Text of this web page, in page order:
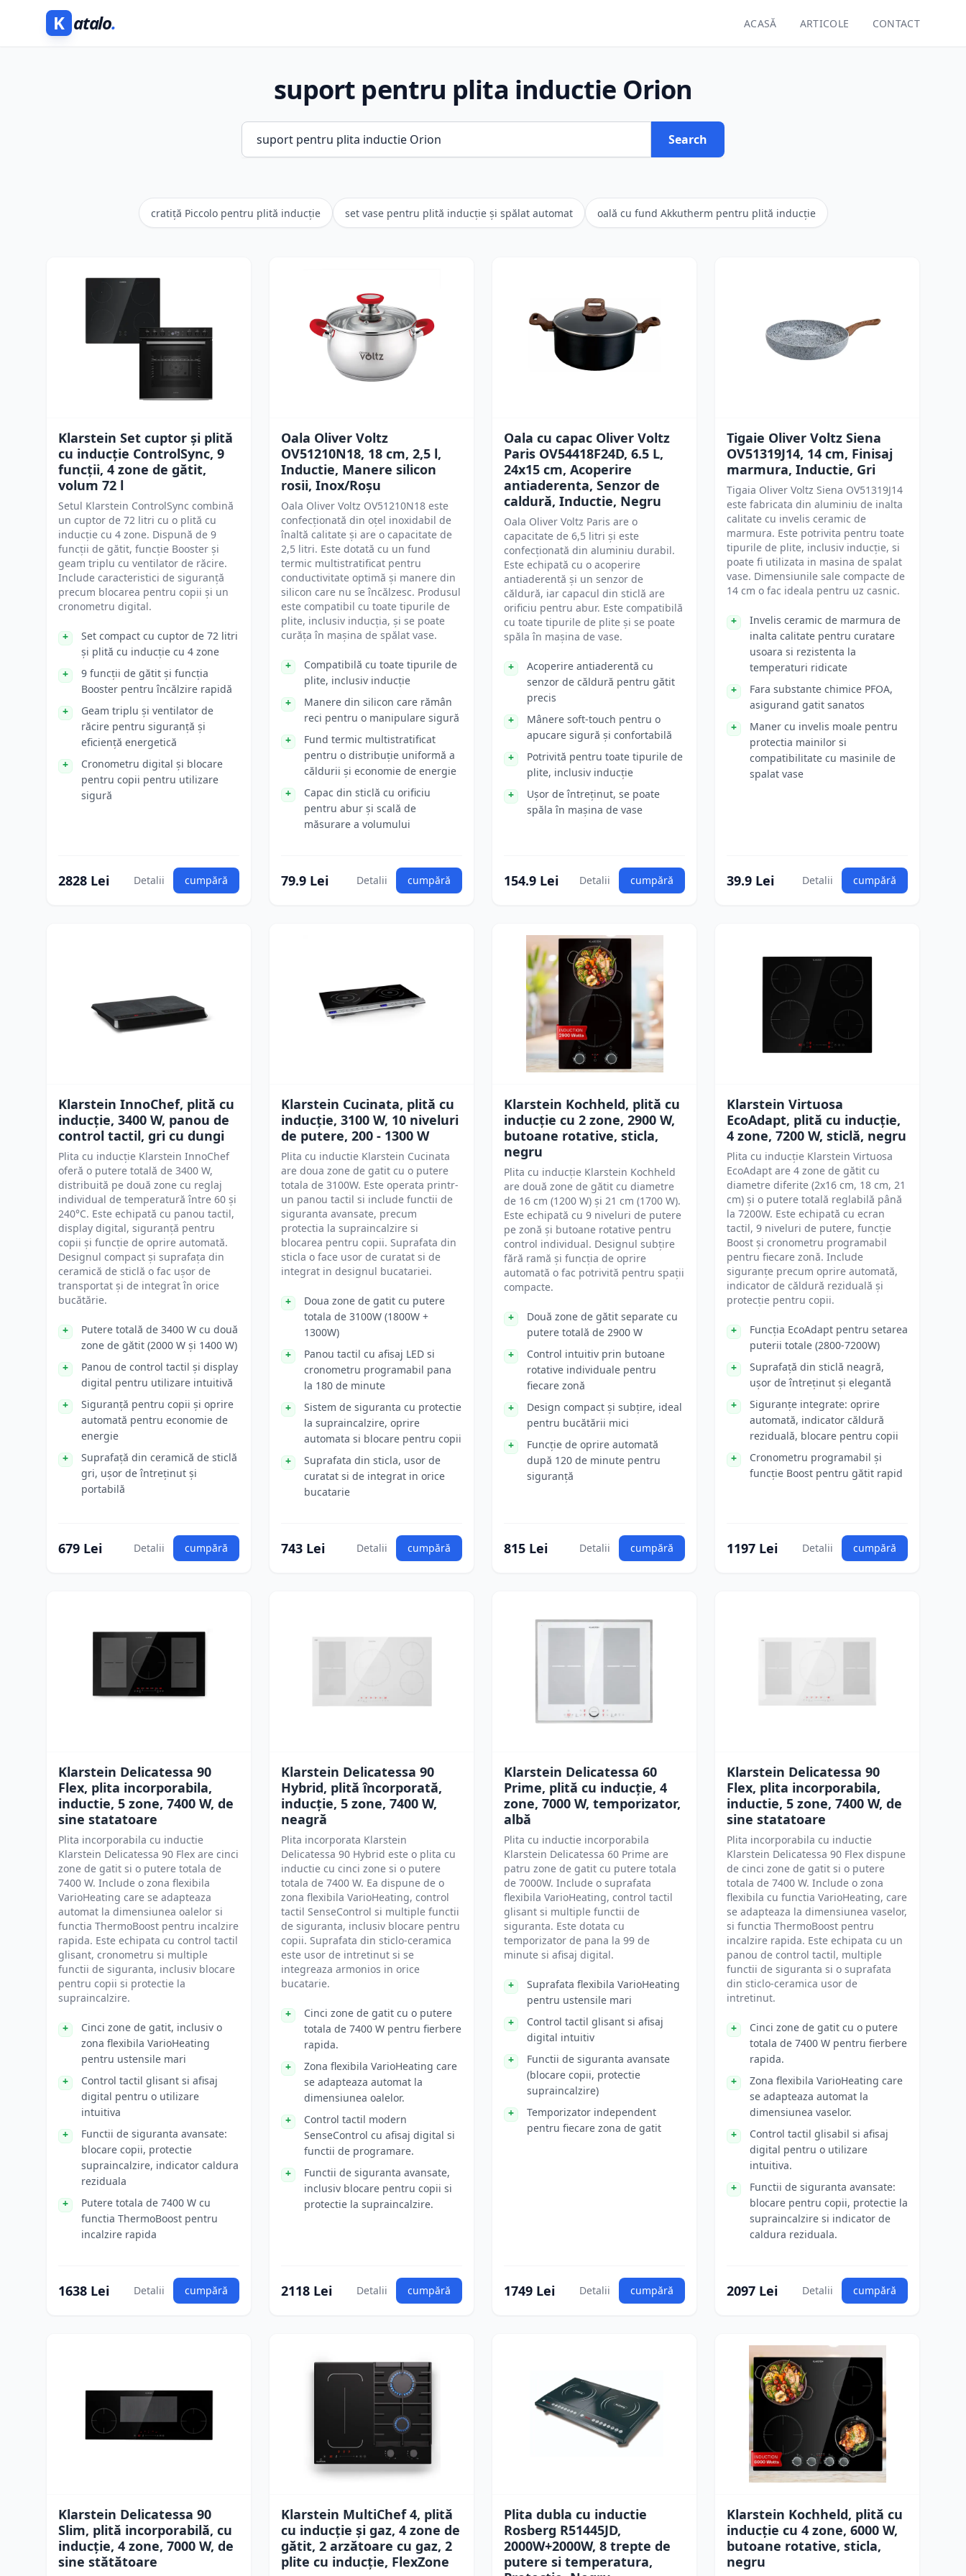
K atalo. ACASĂ ARTICOLE CONTACT
suport pentru plita inductie Orion
Search
cratiță Piccolo pentru plită inducție set vase pentru plită inducție și spălat automat oală cu fund Akkutherm pentru plită inducție
Klarstein Set cuptor și plită
cu inducție ControlSync, 9
funcții, 4 zone de gătit,
volum 72 l
Setul Klarstein ControlSync combină
un cuptor de 72 litri cu o plită cu
inducție cu 4 zone. Dispună de 9
funcții de gătit, funcție Booster și
geam triplu cu ventilator de răcire.
Include caracteristici de siguranță
precum blocarea pentru copii și un
cronometru digital.
Set compact cu cuptor de 72 litri
și plită cu inducție cu 4 zone
9 funcții de gătit și funcția
Booster pentru încălzire rapidă
Geam triplu și ventilator de
răcire pentru siguranță și
eficiență energetică
Cronometru digital și blocare
pentru copii pentru utilizare
sigură
2828 Lei Detalii cumpără
Oala Oliver Voltz
OV51210N18, 18 cm, 2,5 l,
Inductie, Manere silicon
rosii, Inox/Roşu
Oala Oliver Voltz OV51210N18 este
confecționată din oțel inoxidabil de
înaltă calitate și are o capacitate de
2,5 litri. Este dotată cu un fund
termic multistratificat pentru
conductivitate optimă și manere din
silicon care nu se încălzesc. Produsul
este compatibil cu toate tipurile de
plite, inclusiv inducția, și se poate
curăța în mașina de spălat vase.
Compatibilă cu toate tipurile de
plite, inclusiv inducție
Manere din silicon care rămân
reci pentru o manipulare sigură
Fund termic multistratificat
pentru o distribuție uniformă a
căldurii și economie de energie
Capac din sticlă cu orificiu
pentru abur și scală de
măsurare a volumului
79.9 Lei Detalii cumpără
Oala cu capac Oliver Voltz
Paris OV54418F24D, 6.5 L,
24x15 cm, Acoperire
antiaderenta, Senzor de
caldură, Inductie, Negru
Oala Oliver Voltz Paris are o
capacitate de 6,5 litri și este
confecționată din aluminiu durabil.
Este echipată cu o acoperire
antiaderentă și un senzor de
căldură, iar capacul din sticlă are
orificiu pentru abur. Este compatibilă
cu toate tipurile de plite și se poate
spăla în mașina de vase.
Acoperire antiaderentă cu
senzor de căldură pentru gătit
precis
Mânere soft-touch pentru o
apucare sigură și confortabilă
Potrivită pentru toate tipurile de
plite, inclusiv inducție
Ușor de întreținut, se poate
spăla în mașina de vase
154.9 Lei Detalii cumpără
Tigaie Oliver Voltz Siena
OV51319J14, 14 cm, Finisaj
marmura, Inductie, Gri
Tigaia Oliver Voltz Siena OV51319J14
este fabricata din aluminiu de inalta
calitate cu invelis ceramic de
marmura. Este potrivita pentru toate
tipurile de plite, inclusiv inducție, si
poate fi utilizata in masina de spalat
vase. Dimensiunile sale compacte de
14 cm o fac ideala pentru uz casnic.
Invelis ceramic de marmura de
inalta calitate pentru curatare
usoara si rezistenta la
temperaturi ridicate
Fara substante chimice PFOA,
asigurand gatit sanatos
Maner cu invelis moale pentru
protectia mainilor si
compatibilitate cu masinile de
spalat vase
39.9 Lei Detalii cumpără
Klarstein InnoChef, plită cu
inducție, 3400 W, panou de
control tactil, gri cu dungi
Plita cu inducție Klarstein InnoChef
oferă o putere totală de 3400 W,
distribuită pe două zone cu reglaj
individual de temperatură între 60 și
240°C. Este echipată cu panou tactil,
display digital, siguranță pentru
copii și funcție de oprire automată.
Designul compact și suprafața din
ceramică de sticlă o fac ușor de
transportat și de integrat în orice
bucătărie.
Putere totală de 3400 W cu două
zone de gătit (2000 W și 1400 W)
Panou de control tactil și display
digital pentru utilizare intuitivă
Siguranță pentru copii și oprire
automată pentru economie de
energie
Suprafață din ceramică de sticlă
gri, ușor de întreținut și
portabilă
679 Lei Detalii cumpără
Klarstein Cucinata, plită cu
inducție, 3100 W, 10 niveluri
de putere, 200 - 1300 W
Plita cu inductie Klarstein Cucinata
are doua zone de gatit cu o putere
totala de 3100W. Este operata printr-
un panou tactil si include functii de
siguranta avansate, precum
protectia la supraincalzire si
blocarea pentru copii. Suprafata din
sticla o face usor de curatat si de
integrat in designul bucatariei.
Doua zone de gatit cu putere
totala de 3100W (1800W +
1300W)
Panou tactil cu afisaj LED si
cronometru programabil pana
la 180 de minute
Sistem de siguranta cu protectie
la supraincalzire, oprire
automata si blocare pentru copii
Suprafata din sticla, usor de
curatat si de integrat in orice
bucatarie
743 Lei Detalii cumpără
Klarstein Kochheld, plită cu
inducție cu 2 zone, 2900 W,
butoane rotative, sticla,
negru
Plita cu inducție Klarstein Kochheld
are două zone de gătit cu diametre
de 16 cm (1200 W) și 21 cm (1700 W).
Este echipată cu 9 niveluri de putere
pe zonă și butoane rotative pentru
control individual. Designul subțire
fără ramă și funcția de oprire
automată o fac potrivită pentru spații
compacte.
Două zone de gătit separate cu
putere totală de 2900 W
Control intuitiv prin butoane
rotative individuale pentru
fiecare zonă
Design compact și subțire, ideal
pentru bucătării mici
Funcție de oprire automată
după 120 de minute pentru
siguranță
815 Lei Detalii cumpără
Klarstein Virtuosa
EcoAdapt, plită cu inducție,
4 zone, 7200 W, sticlă, negru
Plita cu inducție Klarstein Virtuosa
EcoAdapt are 4 zone de gătit cu
diametre diferite (2x16 cm, 18 cm, 21
cm) și o putere totală reglabilă până
la 7200W. Este echipată cu ecran
tactil, 9 niveluri de putere, funcție
Boost și cronometru programabil
pentru fiecare zonă. Include
siguranțe precum oprire automată,
indicator de căldură reziduală și
protecție pentru copii.
Funcția EcoAdapt pentru setarea
puterii totale (2800-7200W)
Suprafață din sticlă neagră,
ușor de întreținut și elegantă
Siguranțe integrate: oprire
automată, indicator căldură
reziduală, blocare pentru copii
Cronometru programabil și
funcție Boost pentru gătit rapid
1197 Lei Detalii cumpără
Klarstein Delicatessa 90
Flex, plita incorporabila,
inductie, 5 zone, 7400 W, de
sine statatoare
Plita incorporabila cu inductie
Klarstein Delicatessa 90 Flex are cinci
zone de gatit si o putere totala de
7400 W. Include o zona flexibila
VarioHeating care se adapteaza
automat la dimensiunea oalelor si
functia ThermoBoost pentru incalzire
rapida. Este echipata cu control tactil
glisant, cronometru si multiple
functii de siguranta, inclusiv blocare
pentru copii si protectie la
supraincalzire.
Cinci zone de gatit, inclusiv o
zona flexibila VarioHeating
pentru ustensile mari
Control tactil glisant si afisaj
digital pentru o utilizare
intuitiva
Functii de siguranta avansate:
blocare copii, protectie
supraincalzire, indicator caldura
reziduala
Putere totala de 7400 W cu
functia ThermoBoost pentru
incalzire rapida
1638 Lei Detalii cumpără
Klarstein Delicatessa 90
Hybrid, plită încorporată,
inducție, 5 zone, 7400 W,
neagră
Plita incorporata Klarstein
Delicatessa 90 Hybrid este o plita cu
inductie cu cinci zone si o putere
totala de 7400 W. Ea dispune de o
zona flexibila VarioHeating, control
tactil SenseControl si multiple functii
de siguranta, inclusiv blocare pentru
copii. Suprafata din sticlo-ceramica
este usor de intretinut si se
integreaza armonios in orice
bucatarie.
Cinci zone de gatit cu o putere
totala de 7400 W pentru fierbere
rapida.
Zona flexibila VarioHeating care
se adapteaza automat la
dimensiunea oalelor.
Control tactil modern
SenseControl cu afisaj digital si
functii de programare.
Functii de siguranta avansate,
inclusiv blocare pentru copii si
protectie la supraincalzire.
2118 Lei Detalii cumpără
Klarstein Delicatessa 60
Prime, plită cu inducție, 4
zone, 7000 W, temporizator,
albă
Plita cu inductie incorporabila
Klarstein Delicatessa 60 Prime are
patru zone de gatit cu putere totala
de 7000W. Include o suprafata
flexibila VarioHeating, control tactil
glisant si multiple functii de
siguranta. Este dotata cu
temporizator de pana la 99 de
minute si afisaj digital.
Suprafata flexibila VarioHeating
pentru ustensile mari
Control tactil glisant si afisaj
digital intuitiv
Functii de siguranta avansate
(blocare copii, protectie
supraincalzire)
Temporizator independent
pentru fiecare zona de gatit
1749 Lei Detalii cumpără
Klarstein Delicatessa 90
Flex, plita incorporabila,
inductie, 5 zone, 7400 W, de
sine statatoare
Plita incorporabila cu inductie
Klarstein Delicatessa 90 Flex dispune
de cinci zone de gatit si o putere
totala de 7400 W. Include o zona
flexibila cu functia VarioHeating, care
se adapteaza la dimensiunea vaselor,
si functia ThermoBoost pentru
incalzire rapida. Este echipata cu un
panou de control tactil, multiple
functii de siguranta si o suprafata
din sticlo-ceramica usor de
intretinut.
Cinci zone de gatit cu o putere
totala de 7400 W pentru fierbere
rapida.
Zona flexibila VarioHeating care
se adapteaza automat la
dimensiunea vaselor.
Control tactil glisabil si afisaj
digital pentru o utilizare
intuitiva.
Functii de siguranta avansate:
blocare pentru copii, protectie la
supraincalzire si indicator de
caldura reziduala.
2097 Lei Detalii cumpără
Klarstein Delicatessa 90
Slim, plită incorporabilă, cu
inducție, 4 zone, 7000 W, de
sine stătătoare
Klarstein MultiChef 4, plită
cu inducție și gaz, 4 zone de
gătit, 2 arzătoare cu gaz, 2
plite cu inducție, FlexZone
Plita dubla cu inductie
Rosberg R51445JD,
2000W+2000W, 8 trepte de
putere si temperatura,
Klarstein Kochheld, plită cu
inducție cu 4 zone, 6000 W,
butoane rotative, sticla,
negru